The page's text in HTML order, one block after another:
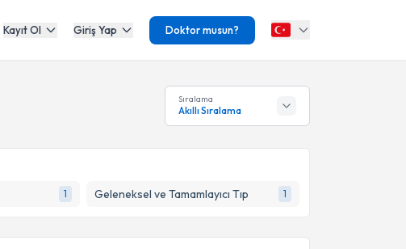
Kayıt Ol Giriş Yap Doktor musun?
Sıralama
Akıllı Sıralama
1 Geleneksel ve Tamamlayıcı Tıp 1